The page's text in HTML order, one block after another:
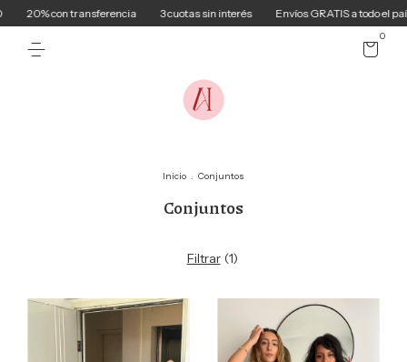
20% con transferencia 3 cuotas sin interés Envíos GRATIS a todo el
0
Inicio . Conjuntos
Conjuntos
Filtrar (1)